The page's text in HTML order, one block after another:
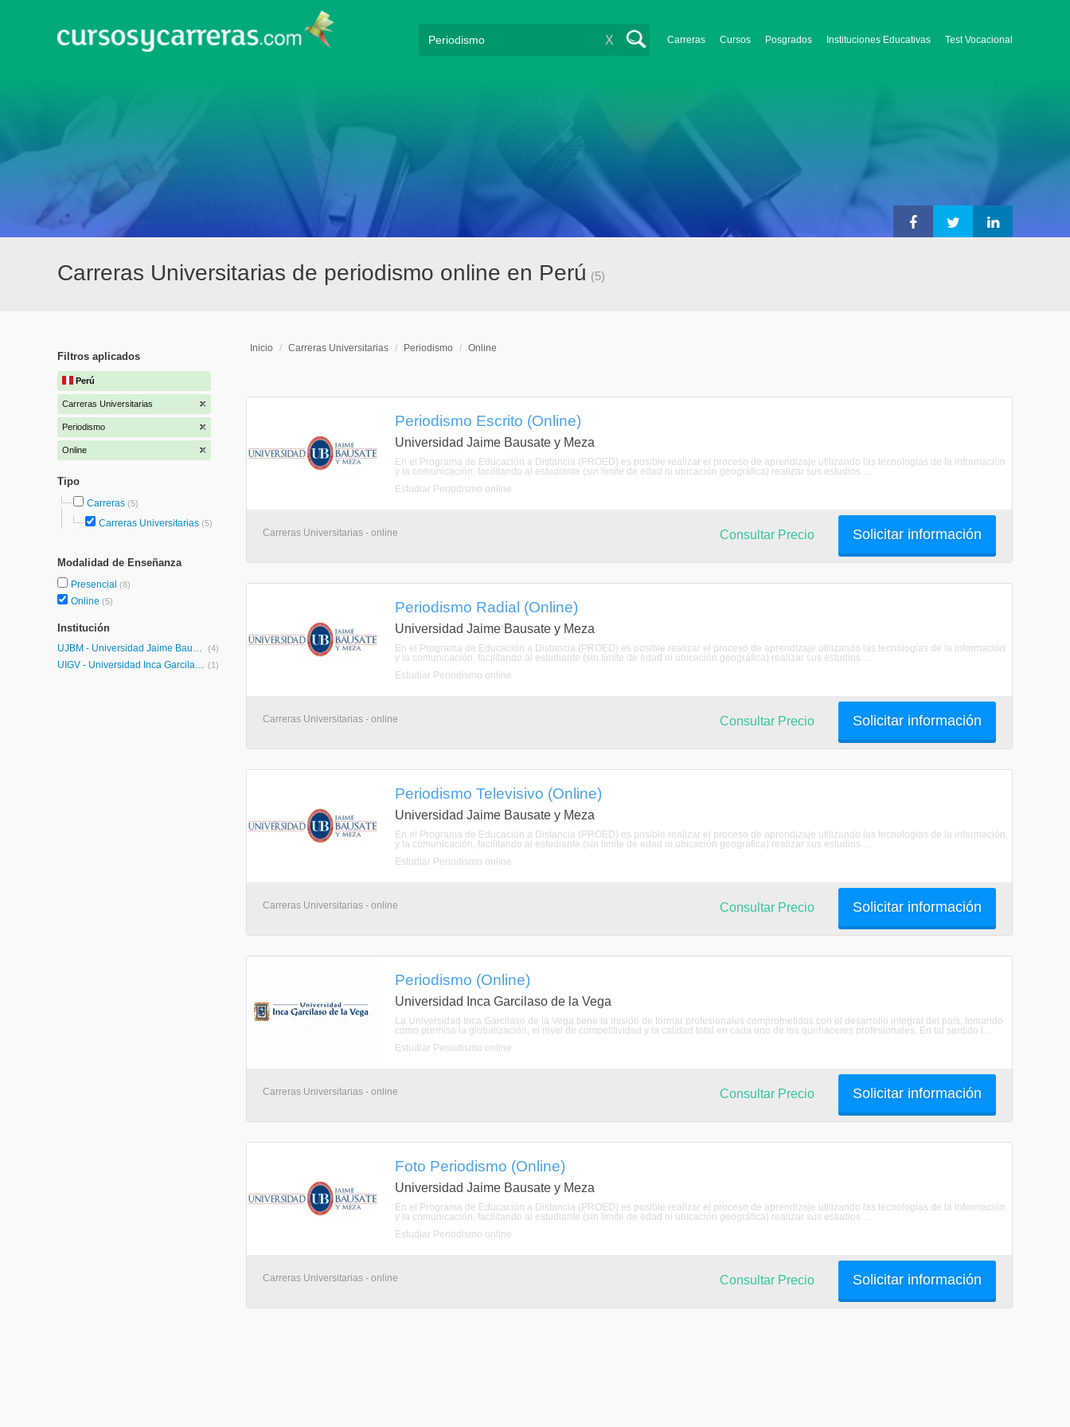
Carreras Cursos Posgrados Instituciones Educativas Test Vocacional
X
Carreras Universitarias de periodismo online en Perú (5)
Filtros aplicados
Perú
Carreras Universitarias
Periodismo
Online
Tipo
Carreras (5)
Carreras Universitarias (5)
Modalidad de Enseñanza
Presencial (8)
Online (5)
Institución
UJBM - Universidad Jaime Bausate y Meza (4)
UIGV - Universidad Inca Garcilaso de la Vega (1)
Inicio / Carreras Universitarias / Periodismo / Online
Periodismo Escrito (Online)
Universidad Jaime Bausate y Meza
En el Programa de Educación a Distancia (PROED) es posible realizar el proceso de aprendizaje utilizando las tecnologías de la información
y la comunicación, facilitando al estudiante (sin límite de edad ni ubicación geográfica) realizar sus estudios ...
Estudiar Periodismo online
Carreras Universitarias - online Solicitar información
Consultar Precio
Periodismo Radial (Online)
Universidad Jaime Bausate y Meza
En el Programa de Educación a Distancia (PROED) es posible realizar el proceso de aprendizaje utilizando las tecnologías de la información
y la comunicación, facilitando al estudiante (sin límite de edad ni ubicación geográfica) realizar sus estudios ...
Estudiar Periodismo online
Carreras Universitarias - online Solicitar información
Consultar Precio
Periodismo Televisivo (Online)
Universidad Jaime Bausate y Meza
En el Programa de Educación a Distancia (PROED) es posible realizar el proceso de aprendizaje utilizando las tecnologías de la información
y la comunicación, facilitando al estudiante (sin límite de edad ni ubicación geográfica) realizar sus estudios ...
Estudiar Periodismo online
Carreras Universitarias - online Solicitar información
Consultar Precio
Periodismo (Online)
Universidad Inca Garcilaso de la Vega
La Universidad Inca Garcilaso de la Vega tiene la misión de formar profesionales comprometidos con el desarrollo integral del país, tomando
como premisa la globalización, el nivel de competitividad y la calidad total en cada uno de los quehaceres profesionales. En tal sentido l ...
Estudiar Periodismo online
Carreras Universitarias - online Solicitar información
Consultar Precio
Foto Periodismo (Online)
Universidad Jaime Bausate y Meza
En el Programa de Educación a Distancia (PROED) es posible realizar el proceso de aprendizaje utilizando las tecnologías de la información
y la comunicación, facilitando al estudiante (sin límite de edad ni ubicación geográfica) realizar sus estudios ...
Estudiar Periodismo online
Carreras Universitarias - online Solicitar información
Consultar Precio